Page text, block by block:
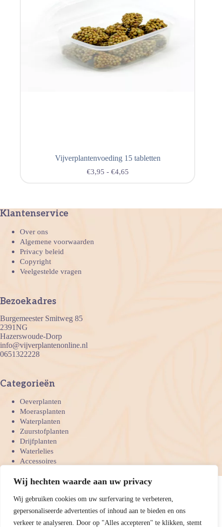
Wij hechten waarde aan uw privacy
Wij gebruiken cookies om uw surfervaring te verbeteren,
gepersonaliseerde advertenties of inhoud aan te bieden en ons
verkeer te analyseren. Door op "Alles accepteren" te klikken, stemt
Vijverplantenvoeding 15 tabletten
€3,95 - €4,65
Klantenservice
Over ons
Algemene voorwaarden
Privacy beleid
Copyright
Veelgestelde vragen
Bezoekadres
Burgemeester Smitweg 85
2391NG
Hazerswoude-Dorp
info@vijverplantenonline.nl
0651322228
Categorieën
Oeverplanten
Moerasplanten
Waterplanten
Zuurstofplanten
Drijfplanten
Waterlelies
Accessoires
Onze betaal mogelijkheden